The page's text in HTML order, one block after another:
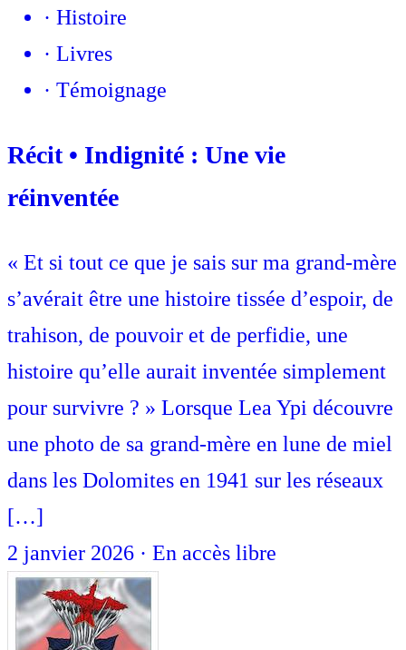
· Histoire
· Livres
· Témoignage
Récit • Indignité : Une vie
réinventée
« Et si tout ce que je sais sur ma grand-mère
s’avérait être une histoire tissée d’espoir, de
trahison, de pouvoir et de perfidie, une
histoire qu’elle aurait inventée simplement
pour survivre ? » Lorsque Lea Ypi découvre
une photo de sa grand-mère en lune de miel
dans les Dolomites en 1941 sur les réseaux
[…]
2 janvier 2026 · En accès libre